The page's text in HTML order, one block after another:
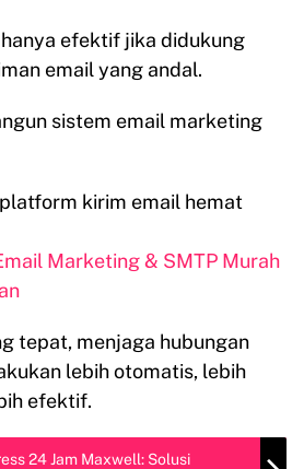
efektif jika didukung
email yang andal.
sistem email marketing
kirim email hemat
Marketing & SMTP Murah
tepat, menjaga hubungan
lebih otomatis, lebih
efektif.
24 Jam Maxwell: Solusi